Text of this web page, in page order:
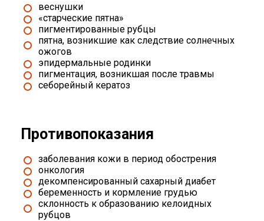
веснушки
«старческие пятна»
пигментированные рубцы
пятна, возникшие как следствие солнечных
ожогов
эпидермальные родинки
пигментация, возникшая после травмы
себорейный кератоз
Противопоказания
заболевания кожи в период обострения
онкология
декомпенсированный сахарный диабет
беременность и кормление грудью
склонность к образованию келоидных
рубцов